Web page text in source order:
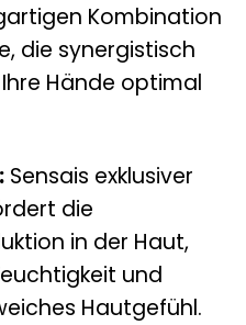
Kombination
die synergistisch
Hände optimal
Sensais exklusiver
die
in der Haut,
und
Hautgefühl.